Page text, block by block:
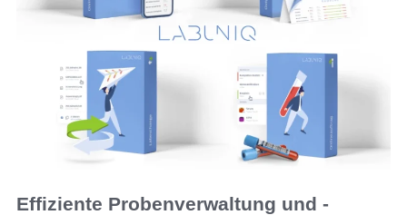
Effiziente Probenverwaltung und -